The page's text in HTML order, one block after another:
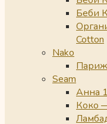
Беби
Cotton
Nako
Seam
Анна
Коко